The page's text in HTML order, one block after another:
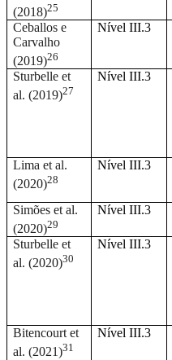
(2018)25
Ceballos e
Carvalho
(2019)26
Nível III.3
Sturbelle et
al. (2019)27
Nível III.3
Lima et al.
(2020)28
Nível III.3
Simões et al.
(2020)29
Nível III.3
Sturbelle et
al. (2020)30
Nível III.3
Bitencourt et
al. (2021)31
Nível III.3